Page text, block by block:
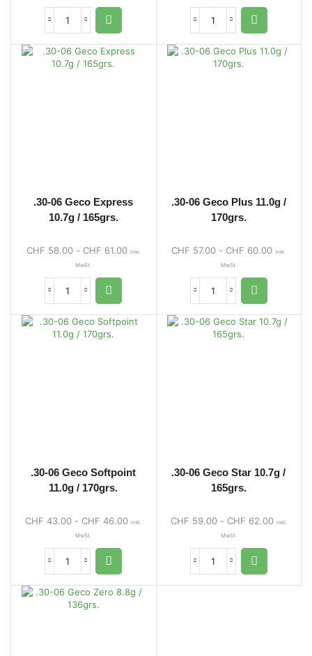
.30-06 Geco Express
10.7g / 165grs.
CHF 58.00- CHF 61.00 inkl.
MwSt.
.30-06 Geco Plus 11.0g /
170grs.
CHF 57.00 - CHF 60.00 inkl.
MwSt.
.30-06 Geco Softpoint
11.0g / 170grs.
CHF 43.00 - CHF 46.00 inkl.
MwSt.
.30-06 Geco Star 10.7g /
165grs.
CHF 59.00- CHF 62.00 inkl.
MwSt.